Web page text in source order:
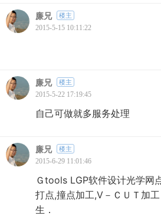
廉兄 楼主
2015-5-15 10:11:22
廉兄 楼主
2015-5-22 17:19:45
自己可做就多服务处理
廉兄 楼主
2015-6-29 11:01:46
Ｇtools LGP软件设计光学网
打点,撞点加工,V－ＣＵＴ加
生．